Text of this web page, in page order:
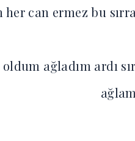
can ermez bu sırra
ağladım ardı